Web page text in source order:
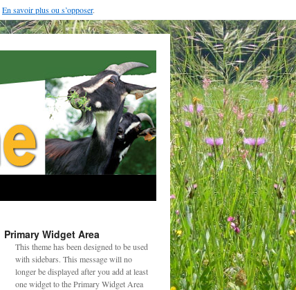
En savoir plus ou s’opposer.
Primary Widget Area
This theme has been designed to be used
with sidebars. This message will no
longer be displayed after you add at least
one widget to the Primary Widget Area